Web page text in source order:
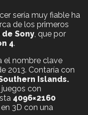
sería muy fiable ha
de los primeros
Sony , que por
4.
el nombre clave
2013. Contaría con
Islands.
con
4096×2160
3D con una